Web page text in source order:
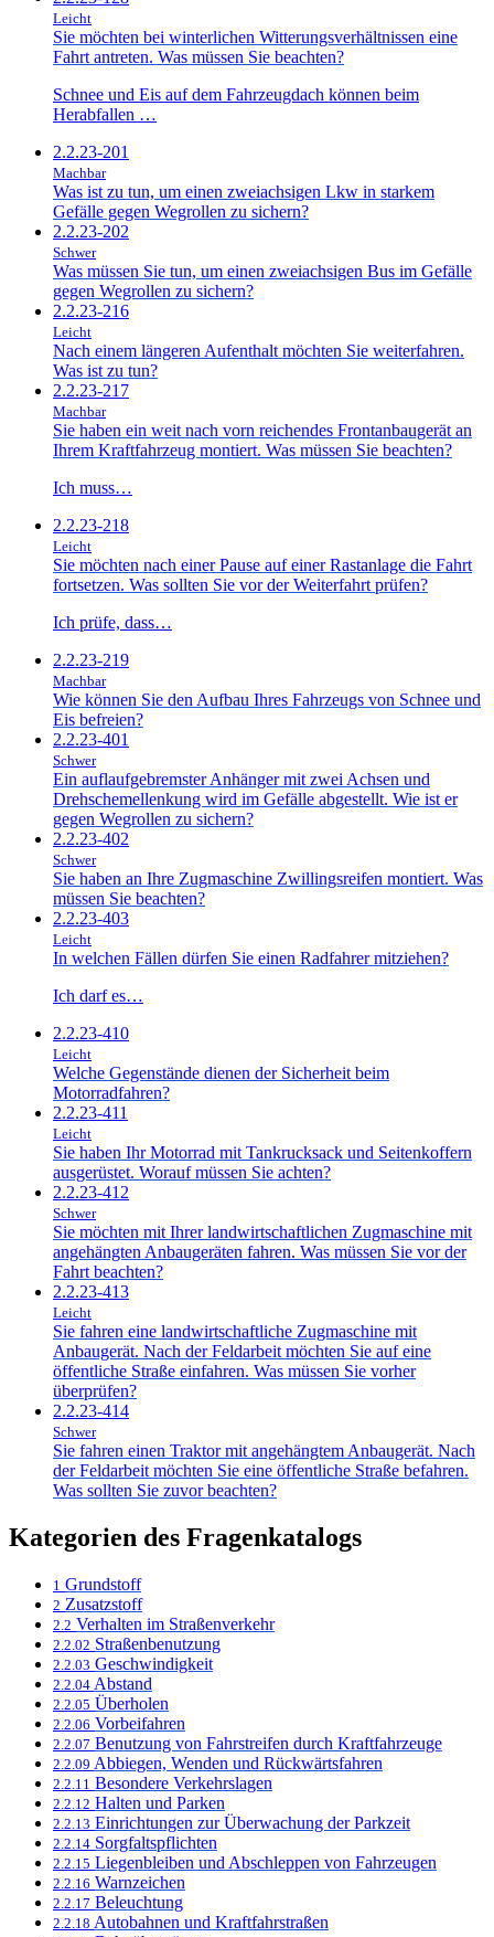
Leicht
Sie möchten bei winterlichen Witterungsverhältnissen eine
Fahrt antreten. Was müssen Sie beachten?
Schnee und Eis auf dem Fahrzeugdach können beim
Herabfallen …
2.2.23-201
Machbar
Was ist zu tun, um einen zweiachsigen Lkw in starkem
Gefälle gegen Wegrollen zu sichern?
2.2.23-202
Schwer
Was müssen Sie tun, um einen zweiachsigen Bus im Gefälle
gegen Wegrollen zu sichern?
2.2.23-216
Leicht
Nach einem längeren Aufenthalt möchten Sie weiterfahren.
Was ist zu tun?
2.2.23-217
Machbar
Sie haben ein weit nach vorn reichendes Frontanbaugerät an
Ihrem Kraftfahrzeug montiert. Was müssen Sie beachten?
Ich muss…
2.2.23-218
Leicht
Sie möchten nach einer Pause auf einer Rastanlage die Fahrt
fortsetzen. Was sollten Sie vor der Weiterfahrt prüfen?
Ich prüfe, dass…
2.2.23-219
Machbar
Wie können Sie den Aufbau Ihres Fahrzeugs von Schnee und
Eis befreien?
2.2.23-401
Schwer
Ein auflaufgebremster Anhänger mit zwei Achsen und
Drehschemellenkung wird im Gefälle abgestellt. Wie ist er
gegen Wegrollen zu sichern?
2.2.23-402
Schwer
Sie haben an Ihre Zugmaschine Zwillingsreifen montiert. Was
müssen Sie beachten?
2.2.23-403
Leicht
In welchen Fällen dürfen Sie einen Radfahrer mitziehen?
Ich darf es…
2.2.23-410
Leicht
Welche Gegenstände dienen der Sicherheit beim
Motorradfahren?
2.2.23-411
Leicht
Sie haben Ihr Motorrad mit Tankrucksack und Seitenkoffern
ausgerüstet. Worauf müssen Sie achten?
2.2.23-412
Schwer
Sie möchten mit Ihrer landwirtschaftlichen Zugmaschine mit
angehängten Anbaugeräten fahren. Was müssen Sie vor der
Fahrt beachten?
2.2.23-413
Leicht
Sie fahren eine landwirtschaftliche Zugmaschine mit
Anbaugerät. Nach der Feldarbeit möchten Sie auf eine
öffentliche Straße einfahren. Was müssen Sie vorher
überprüfen?
2.2.23-414
Schwer
Sie fahren einen Traktor mit angehängtem Anbaugerät. Nach
der Feldarbeit möchten Sie eine öffentliche Straße befahren.
Was sollten Sie zuvor beachten?
Kategorien des Fragenkatalogs
1 Grundstoff
2 Zusatzstoff
2.2 Verhalten im Straßenverkehr
2.2.02 Straßenbenutzung
2.2.03 Geschwindigkeit
2.2.04 Abstand
2.2.05 Überholen
2.2.06 Vorbeifahren
2.2.07 Benutzung von Fahrstreifen durch Kraftfahrzeuge
2.2.09 Abbiegen, Wenden und Rückwärtsfahren
2.2.11 Besondere Verkehrslagen
2.2.12 Halten und Parken
2.2.13 Einrichtungen zur Überwachung der Parkzeit
2.2.14 Sorgfaltspflichten
2.2.15 Liegenbleiben und Abschleppen von Fahrzeugen
2.2.16 Warnzeichen
2.2.17 Beleuchtung
2.2.18 Autobahnen und Kraftfahrstraßen